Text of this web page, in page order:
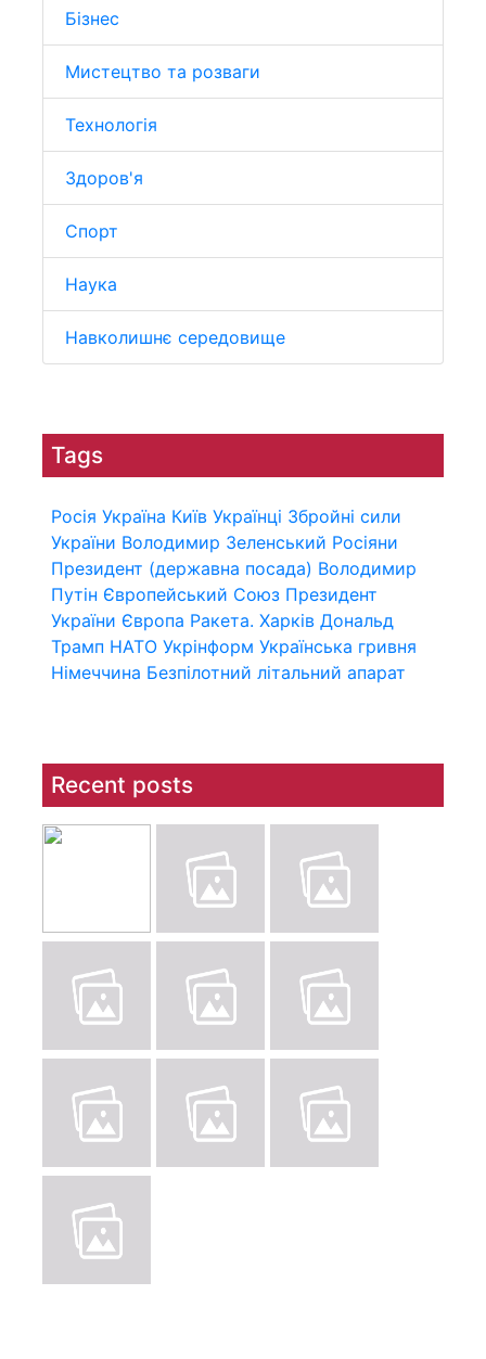
Бізнес
Мистецтво та розваги
Технологія
Здоров'я
Спорт
Наука
Навколишнє середовище
Tags
Росія Україна Київ Українці Збройні сили
України Володимир Зеленський Росіяни
Президент (державна посада) Володимир
Путін Європейський Союз Президент
України Європа Ракета. Харків Дональд
Трамп НАТО Укрінформ Українська гривня
Німеччина Безпілотний літальний апарат
Recent posts